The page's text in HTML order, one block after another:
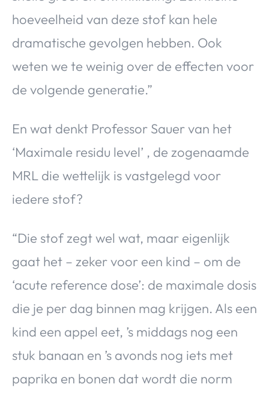
hoeveelheid van deze stof kan hele
dramatische gevolgen hebben. Ook
weten we te weinig over de effecten voor
de volgende generatie.”
En wat denkt Professor Sauer van het
‘Maximale residu level’ , de zogenaamde
MRL die wettelijk is vastgelegd voor
iedere stof?
“Die stof zegt wel wat, maar eigenlijk
gaat het – zeker voor een kind – om de
‘acute reference dose’: de maximale dosis
die je per dag binnen mag krijgen. Als een
kind een appel eet, ’s middags nog een
stuk banaan en ’s avonds nog iets met
paprika en bonen dat wordt die norm